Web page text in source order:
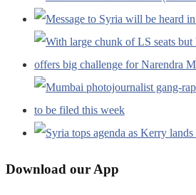
Download our App